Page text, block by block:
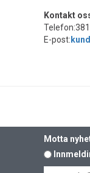
Kontakt
E-post:
Motta